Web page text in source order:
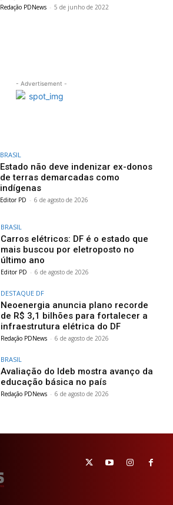
Redação PDNews - 5 de junho de 2022
- Advertisement -
BRASIL
Estado não deve indenizar ex-donos
de terras demarcadas como
indígenas
Editor PD - 6 de agosto de 2026
BRASIL
Carros elétricos: DF é o estado que
mais buscou por eletroposto no
último ano
Editor PD - 6 de agosto de 2026
DESTAQUE DF
Neoenergia anuncia plano recorde
de R$ 3,1 bilhões para fortalecer a
infraestrutura elétrica do DF
Redação PDNews - 6 de agosto de 2026
BRASIL
Avaliação do Ideb mostra avanço da
educação básica no país
Redação PDNews - 6 de agosto de 2026